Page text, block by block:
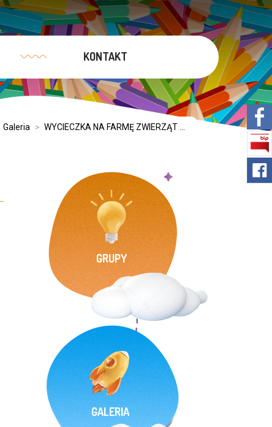
KONTAKT
Galeria > WYCIECZKA NA FARMĘ ZWIERZĄT ...
GRUPY
GALERIA